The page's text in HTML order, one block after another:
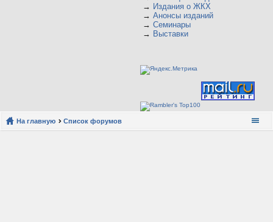
→ Издания о ЖКХ
→ Анонсы изданий
→ Семинары
→ Выставки
На главную Список форумов